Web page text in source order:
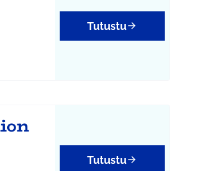
Tutustu
Tutustu